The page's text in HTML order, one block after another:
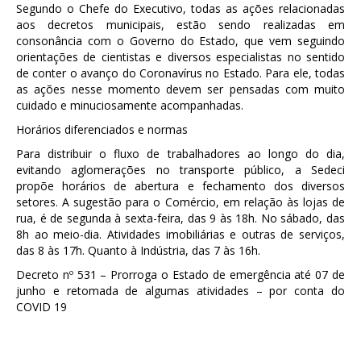
Segundo o Chefe do Executivo, todas as ações relacionadas
aos decretos municipais, estão sendo realizadas em
consonância com o Governo do Estado, que vem seguindo
orientações de cientistas e diversos especialistas no sentido
de conter o avanço do Coronavírus no Estado. Para ele, todas
as ações nesse momento devem ser pensadas com muito
cuidado e minuciosamente acompanhadas.
Horários diferenciados e normas
Para distribuir o fluxo de trabalhadores ao longo do dia,
evitando aglomerações no transporte público, a Sedeci
propõe horários de abertura e fechamento dos diversos
setores. A sugestão para o Comércio, em relação às lojas de
rua, é de segunda à sexta-feira, das 9 às 18h. No sábado, das
8h ao meio-dia. Atividades imobiliárias e outras de serviços,
das 8 às 17h. Quanto à Indústria, das 7 às 16h.
Decreto nº 531 – Prorroga o Estado de emergência até 07 de
junho e retomada de algumas atividades – por conta do
COVID 19